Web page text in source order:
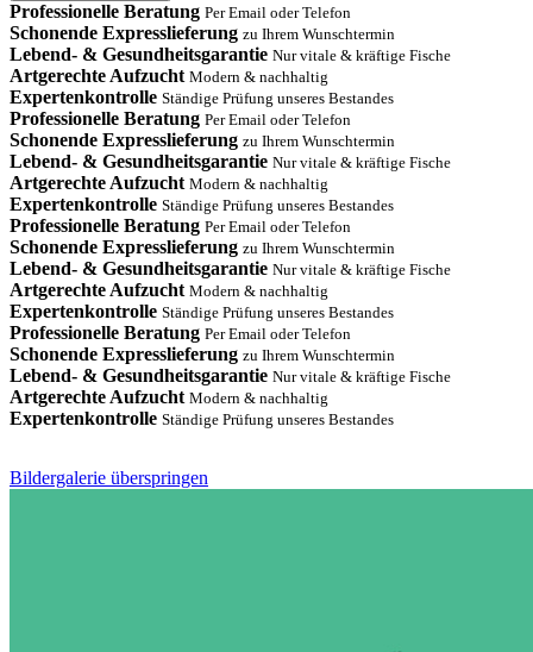
Professionelle Beratung Per Email oder Telefon
Schonende Expresslieferung zu Ihrem Wunschtermin
Lebend- & Gesundheitsgarantie Nur vitale & kräftige Fische
Artgerechte Aufzucht Modern & nachhaltig
Expertenkontrolle Ständige Prüfung unseres Bestandes
Professionelle Beratung Per Email oder Telefon
Schonende Expresslieferung zu Ihrem Wunschtermin
Lebend- & Gesundheitsgarantie Nur vitale & kräftige Fische
Artgerechte Aufzucht Modern & nachhaltig
Expertenkontrolle Ständige Prüfung unseres Bestandes
Professionelle Beratung Per Email oder Telefon
Schonende Expresslieferung zu Ihrem Wunschtermin
Lebend- & Gesundheitsgarantie Nur vitale & kräftige Fische
Artgerechte Aufzucht Modern & nachhaltig
Expertenkontrolle Ständige Prüfung unseres Bestandes
Professionelle Beratung Per Email oder Telefon
Schonende Expresslieferung zu Ihrem Wunschtermin
Lebend- & Gesundheitsgarantie Nur vitale & kräftige Fische
Artgerechte Aufzucht Modern & nachhaltig
Expertenkontrolle Ständige Prüfung unseres Bestandes
Bildergalerie überspringen